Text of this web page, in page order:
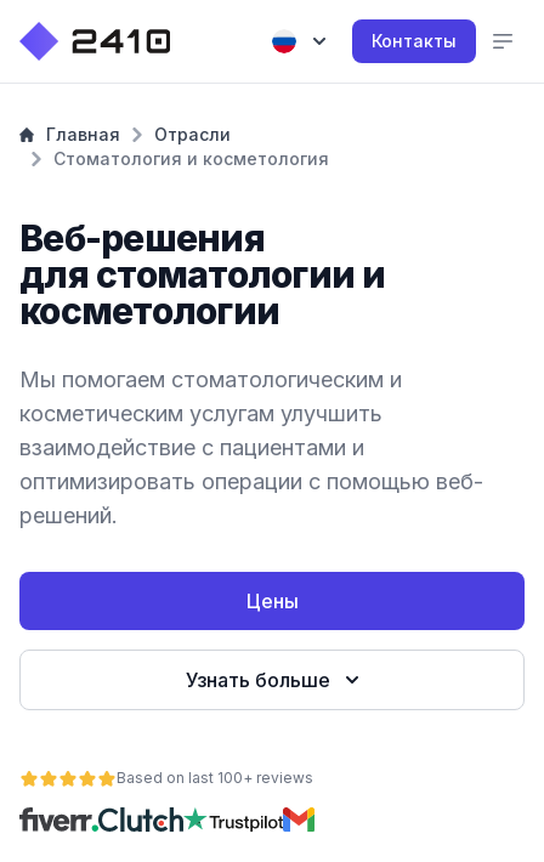
Контакты
Главная
Отрасли
Стоматология и косметология
Веб-решения
для стоматологии и
косметологии
Мы помогаем стоматологическим и
косметическим услугам улучшить
взаимодействие с пациентами и
оптимизировать операции с помощью веб-
решений.
Цены
Узнать больше
Based on last 100+ reviews